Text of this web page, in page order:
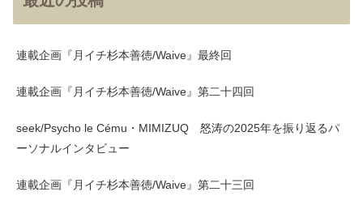
連載企画『月イチ杉本善徳/Waive』最終回
連載企画『月イチ杉本善徳/Waive』第二十四回
seek/Psycho le Cému・MIMIZUQ 怒涛の2025年を振り返るパ
ーソナルインタビュー
連載企画『月イチ杉本善徳/Waive』第二十三回